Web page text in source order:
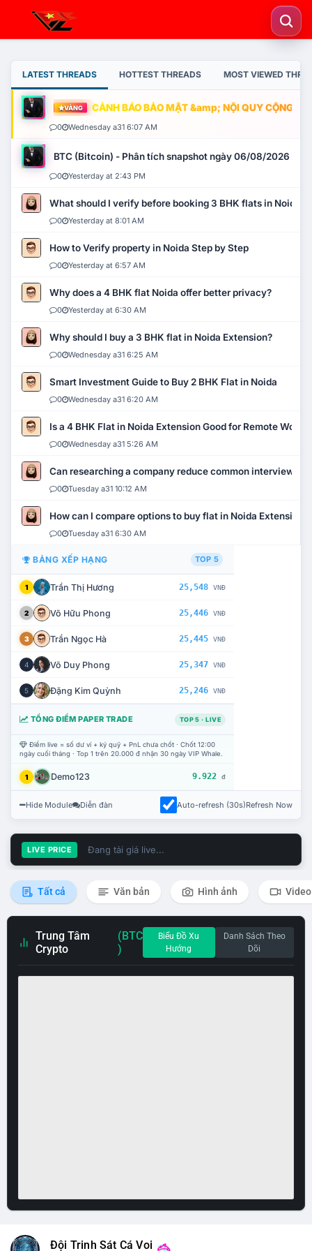
LATEST THREADS HOTTEST THREADS MOST VIEWED
VÀNG CẢNH BÁO BẢO MẬT &amp; NỘI QUY CỘNG
0 Wednesday a31 6:07 AM
BTC (Bitcoin) - Phân tích snapshot ngày 06/08/2026
0 Yesterday at 2:43 PM
What should I verify before booking 3 BHK flats in Noida?
0 Yesterday at 8:01 AM
How to Verify property in Noida Step by Step
0 Yesterday at 6:57 AM
Why does a 4 BHK flat Noida offer better privacy?
0 Yesterday at 6:30 AM
Why should I buy a 3 BHK flat in Noida Extension?
0 Wednesday a31 6:25 AM
Smart Investment Guide to Buy 2 BHK Flat in Noida
0 Wednesday a31 6:20 AM
Is a 4 BHK Flat in Noida Extension Good for Remote Work?
0 Wednesday a31 5:26 AM
Can researching a company reduce common interview
0 Tuesday a31 10:12 AM
How can I compare options to buy flat in Noida Extension?
0 Tuesday a31 6:30 AM
BẢNG XẾP HẠNG TOP 5
1 Trần Thị Hương 25,548 VNĐ
2 Võ Hữu Phong 25,446 VNĐ
3 Trần Ngọc Hà 25,445 VNĐ
4 Võ Duy Phong 25,347 VNĐ
5 Đặng Kim Quỳnh 25,246 VNĐ
TỔNG ĐIỂM PAPER TRADE TOP 5 · LIVE
Điểm live = số dư ví + ký quỹ + PnL chưa chốt · Chốt 12:00
ngày cuối tháng · Top 1 trên 20.000 đ nhận 30 ngày VIP Whale.
1 Demo123 9.922 đ
Hide Module Diễn đàn Auto-refresh (30s)Refresh Now
LIVE PRICE Đang tải giá live...
Tất cả Văn bản Hình ảnh Video
Trung Tâm
Crypto
(BTC
)
Biểu Đồ Xu
Hướng
Danh Sách Theo
Dõi
Đội Trinh Sát Cá Voi